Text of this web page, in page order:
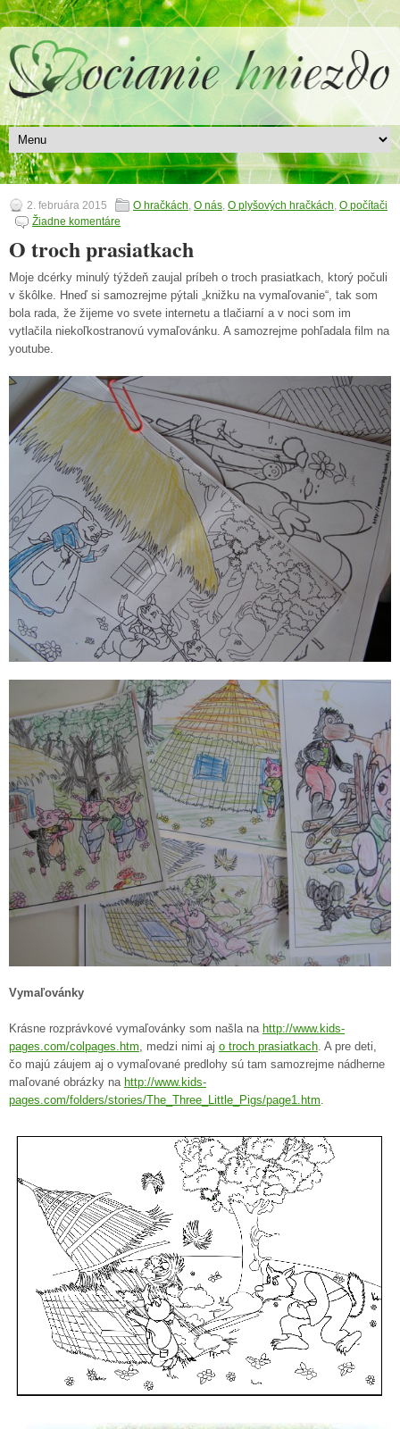
2. februára 2015 O hračkách O nás O plyšových hračkách O počítači
Žiadne komentáre
O troch prasiatkach
Moje dcérky minulý týždeň zaujal príbeh o troch prasiatkach, ktorý počuli
v škôlke. Hneď si samozrejme pýtali „knižku na vymaľovanie“, tak som
bola rada, že žijeme vo svete internetu a tlačiarní a v noci som im
vytlačila niekoľkostranovú vymaľovánku. A samozrejme pohľadala film na
youtube.
Vymaľovánky
Krásne rozprávkové vymaľovánky som našla na http://www.kids-
pages.com/colpages.htm , medzi nimi aj o troch prasiatkach . A pre deti,
čo majú záujem aj o vymaľované predlohy sú tam samozrejme nádherne
maľované obrázky na http://www.kids-
pages.com/folders/stories/The_Three_Little_Pigs/page1.htm